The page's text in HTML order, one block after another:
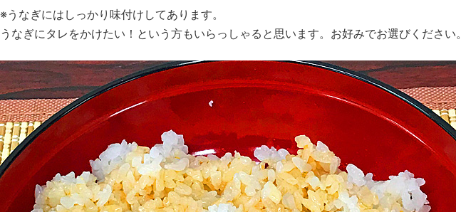
※うなぎにはしっかり味付けしてあります。
うなぎにタレをかけたい！という方もいらっしゃると思います。お好みでお選びください。